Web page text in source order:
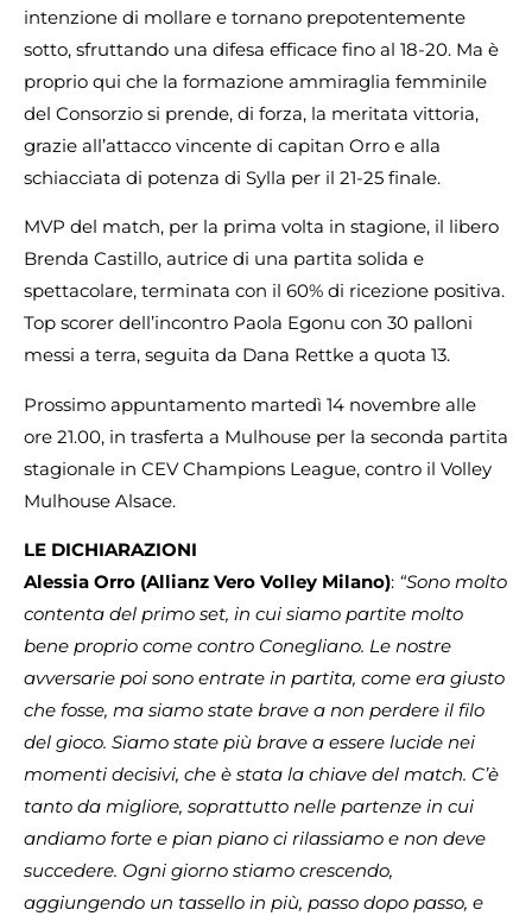
intenzione di mollare e tornano prepotentemente
sotto, sfruttando una difesa efficace fino al 18-20. Ma è
proprio qui che la formazione ammiraglia femminile
del Consorzio si prende, di forza, la meritata vittoria,
grazie all’attacco vincente di capitan Orro e alla
schiacciata di potenza di Sylla per il 21-25 finale.
MVP del match, per la prima volta in stagione, il libero
Brenda Castillo, autrice di una partita solida e
spettacolare, terminata con il 60% di ricezione positiva.
Top scorer dell’incontro Paola Egonu con 30 palloni
messi a terra, seguita da Dana Rettke a quota 13.
Prossimo appuntamento martedì 14 novembre alle
ore 21.00, in trasferta a Mulhouse per la seconda partita
stagionale in CEV Champions League, contro il Volley
Mulhouse Alsace.
LE DICHIARAZIONI
Alessia Orro (Allianz Vero Volley Milano): “Sono molto
contenta del primo set, in cui siamo partite molto
bene proprio come contro Conegliano. Le nostre
avversarie poi sono entrate in partita, come era giusto
che fosse, ma siamo state brave a non perdere il filo
del gioco. Siamo state più brave a essere lucide nei
momenti decisivi, che è stata la chiave del match. C’è
tanto da migliore, soprattutto nelle partenze in cui
andiamo forte e pian piano ci rilassiamo e non deve
succedere. Ogni giorno stiamo crescendo,
aggiungendo un tassello in più, passo dopo passo, e